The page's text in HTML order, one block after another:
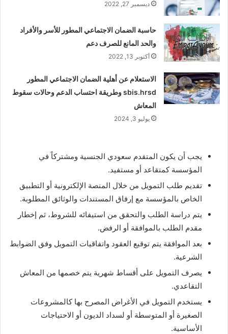
ديسمبر 27, 2022
حاسبة الضمان الاجتماعي المطور للأسر والأفراد
والحد المانع للصرف دعم
أكتوبر 13, 2022
الاستعلام عن أهلية الضمان الاجتماعي المطور
sbis.hrsd وطريقة احتساب الدعم وحالات سقوط
المعاش
يوليو 3, 2024
يجب أن يكون المتقدم سعودي الجنسية ومشتركاً في
المؤسسة كمتقاعد أو مستفيد.
تقديم طلب التمويل من خلال المنصة الإلكترونية أو التطبيق
الخاص بالمؤسسة مع إرفاق المستندات والوثائق المطلوبة.
يتم دراسة الطلب والتحقق من استيفائه للشروط، ثم إخطار
مقدم الطلب بالموافقة أو الرفض.
بعد الموافقة يتم توقيع العقود واتفاقيات التمويل وفق الضوابط
الشرعية.
يصرف التمويل على أقساط شهرية يتم خصمها من المعاش
التقاعدي.
يستخدم التمويل في الأغراض المصرح بها كالمشروعات
الصغيرة أو المتوسطة أو لسداد الديون أو الاحتياجات
الأساسية.